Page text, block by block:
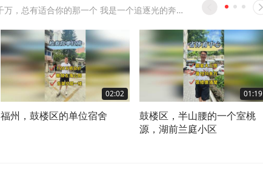
福州的楼盘千千万，总有适合你的那一个 我是一个追逐光的奔跑者，一起跑起来。
02:02
福州，鼓楼区的单位宿舍
01:19
鼓楼区，半山腰的一个室桃
源，湖前兰庭小区